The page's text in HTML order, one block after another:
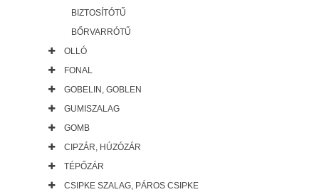
BIZTOSÍTÓTŰ
BŐRVARRÓTŰ
OLLÓ
FONAL
GOBELIN, GOBLEN
GUMISZALAG
GOMB
CIPZÁR, HÚZÓZÁR
TÉPŐZÁR
CSIPKE SZALAG, PÁROS CSIPKE